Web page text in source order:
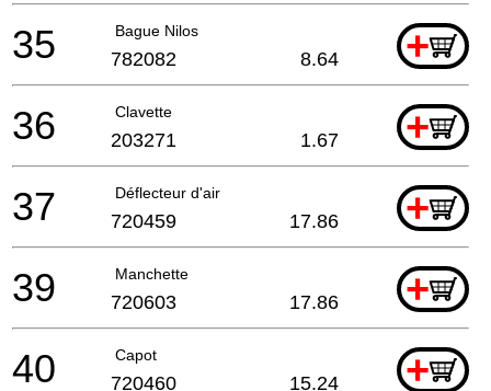
Bague Nilos +
35 782082 8.64
Clavette +
36 203271 1.67
Déflecteur d'air +
37 720459 17.86
Manchette +
39 720603 17.86
Capot +
40 720460 15.24